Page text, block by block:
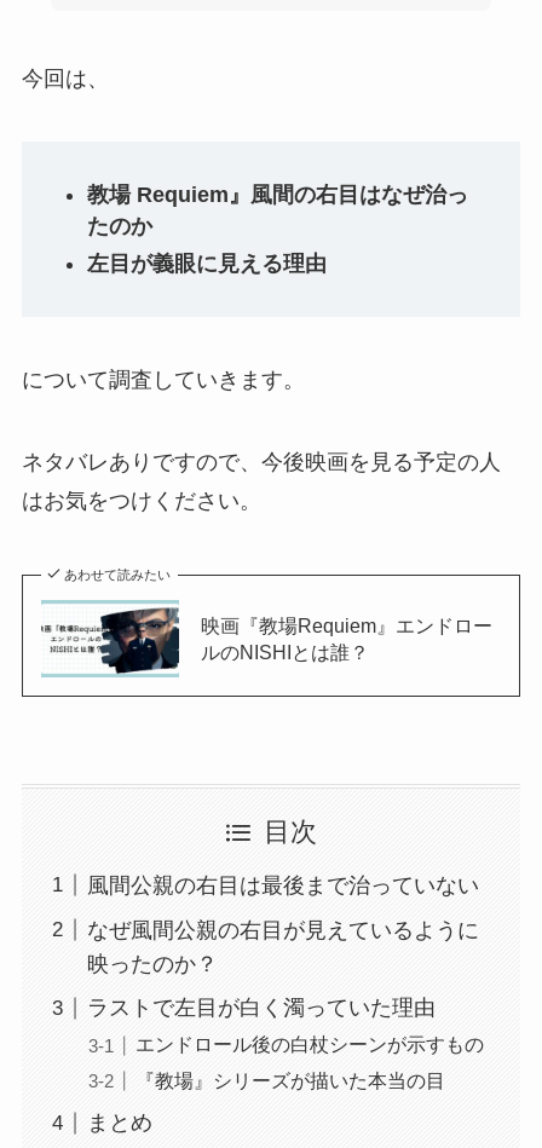
今回は、
教場 Requiem』風間の右目はなぜ治っ
たのか
左目が義眼に見える理由
について調査していきます。
ネタバレありですので、今後映画を見る予定の人
はお気をつけください。
あわせて読みたい
映画『教場Requiem』エンドロー
ルのNISHIとは誰？
目次
風間公親の右目は最後まで治っていない
なぜ風間公親の右目が見えているように
映ったのか？
ラストで左目が白く濁っていた理由
エンドロール後の白杖シーンが示すもの
『教場』シリーズが描いた本当の目
まとめ